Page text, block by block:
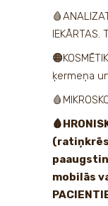
IEKĀRTAS.
ķermeņa
mobilās